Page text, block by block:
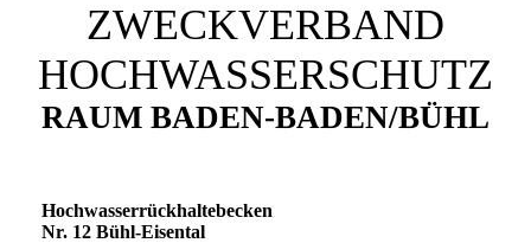
ZWECKVERBAND
HOCHWASSERSCHUTZ
RAUM BADEN-BADEN/BÜHL
Hochwasserrückhaltebecken
Nr. 12 Bühl-Eisental